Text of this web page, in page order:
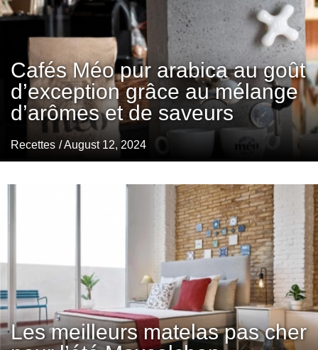
Cafés Méo pur arabica au goût
d’exception grâce au mélange
d’arômes et de saveurs
Recettes / August 12, 2024
Les meilleurs matelas pas cher